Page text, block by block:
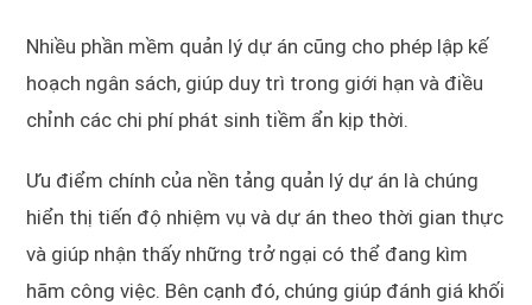
Nhiều phần mềm quản lý dự án cũng cho phép lập kế
hoạch ngân sách, giúp duy trì trong giới hạn và điều
chỉnh các chi phí phát sinh tiềm ẩn kịp thời.
Ưu điểm chính của nền tảng quản lý dự án là chúng
hiển thị tiến độ nhiệm vụ và dự án theo thời gian thực
và giúp nhận thấy những trở ngại có thể đang kìm
hãm công việc. Bên cạnh đó, chúng giúp đánh giá khối